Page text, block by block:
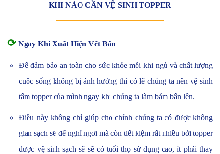
KHI NÀO CẦN VỆ SINH TOPPER
⟳ Ngay Khi Xuất Hiện Vết Bẩn
Để đảm bảo an toàn cho sức khỏe mỗi khi ngủ và chất lượng
cuộc sống không bị ảnh hưởng thì có lẽ chúng ta nên vệ sinh
tấm topper của mình ngay khi chúng ta làm bám bẩn lên.
Điều này không chỉ giúp cho chính chúng ta có được không
gian sạch sẽ để nghỉ ngơi mà còn tiết kiệm rất nhiều bởi topper
được vệ sinh sạch sẽ sẽ có tuổi thọ sử dụng cao, ít phải thay